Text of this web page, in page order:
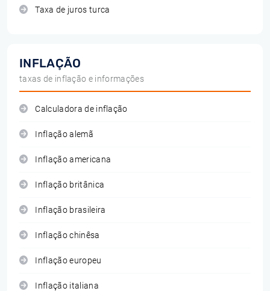
Taxa de juros turca
INFLAÇÃO
taxas de inflação e informações
Calculadora de inflação
Inflação alemã
Inflação americana
Inflação britânica
Inflação brasileira
Inflação chinêsa
Inflação europeu
Inflação italiana